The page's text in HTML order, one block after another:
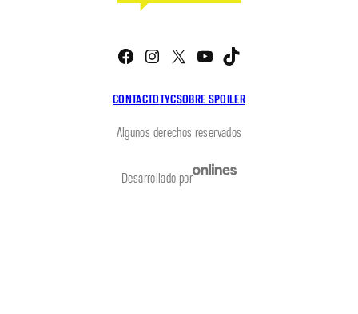
CONTACTOTYCSOBRE SPOILER
Facebook
Instagram
X YouTube
Algunos derechos reservados
Desarrollado por